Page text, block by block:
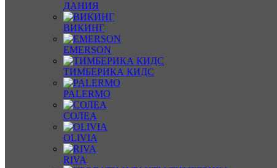
ДАНИЯ
ВИКИНГ
EMERSON
ТИМБЕРИКА КИДС
PALERMO
СОЛЕА
OLIVIA
RIVA